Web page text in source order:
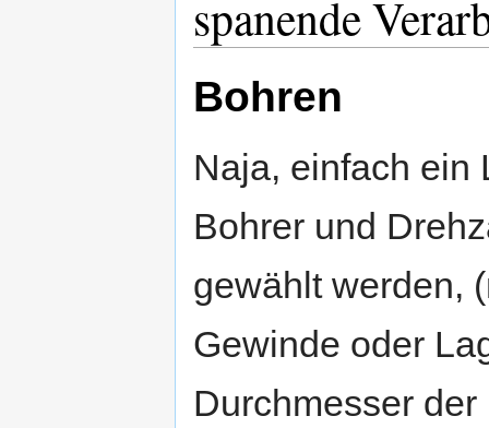
spanende
Bohren
Naja, einfach ein
Bohrer und
gewählt werden,
Gewinde oder
Durchmesser